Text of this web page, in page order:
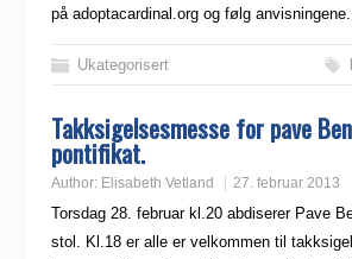
på adoptacardinal.org og følg anvisningene.
Ukategorisert
Takksigelsesmesse for pave
pontifikat.
Author: Elisabeth Vetland 27. februar 2013
Torsdag 28. februar kl.20 abdiserer Pave
stol. Kl.18 er alle er velkommen til